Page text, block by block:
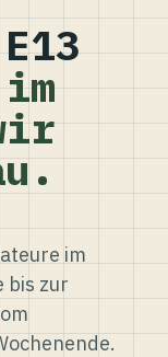
im
bis zur